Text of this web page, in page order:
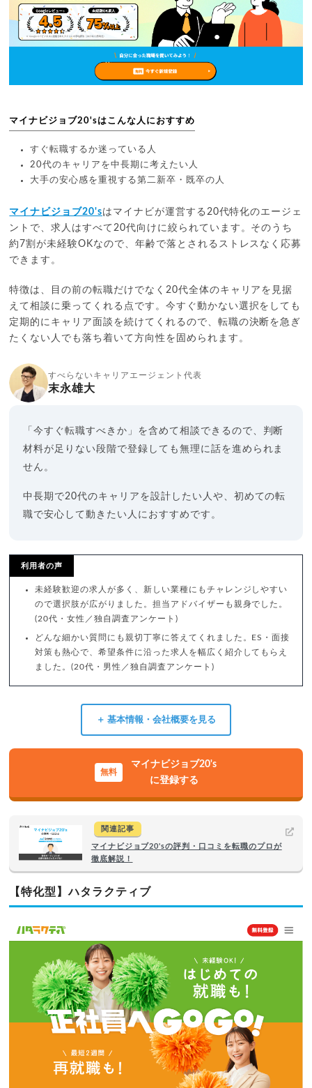
マイナビジョブ20'sはこんな人におすすめ
すぐ転職するか迷っている人
20代のキャリアを中長期に考えたい人
大手の安心感を重視する第二新卒・既卒の人
マイナビジョブ20'sはマイナビが運営する20代特化のエージェ
ントで、求人はすべて20代向けに絞られています。そのうち
約7割が未経験OKなので、年齢で落とされるストレスなく応募
できます。
特徴は、目の前の転職だけでなく20代全体のキャリアを見据
えて相談に乗ってくれる点です。今すぐ動かない選択をしても
定期的にキャリア面談を続けてくれるので、転職の決断を急ぎ
たくない人でも落ち着いて方向性を固められます。
すべらないキャリアエージェント代表
末永雄大
「今すぐ転職すべきか」を含めて相談できるので、判断
材料が足りない段階で登録しても無理に話を進められま
せん。
中長期で20代のキャリアを設計したい人や、初めての転
職で安心して動きたい人におすすめです。
利用者の声
未経験歓迎の求人が多く、新しい業種にもチャレンジしやすい
ので選択肢が広がりました。担当アドバイザーも親身でした。
(20代・女性／独自調査アンケート)
どんな細かい質問にも親切丁寧に答えてくれました。ES・面接
対策も熱心で、希望条件に沿った求人を幅広く紹介してもらえ
ました。(20代・男性／独自調査アンケート)
＋ 基本情報・会社概要を見る
マイナビジョブ20's
に登録する
関連記事
マイナビジョブ20'sの評判・口コミを転職のプロが
徹底解説！
【特化型】ハタラクティブ